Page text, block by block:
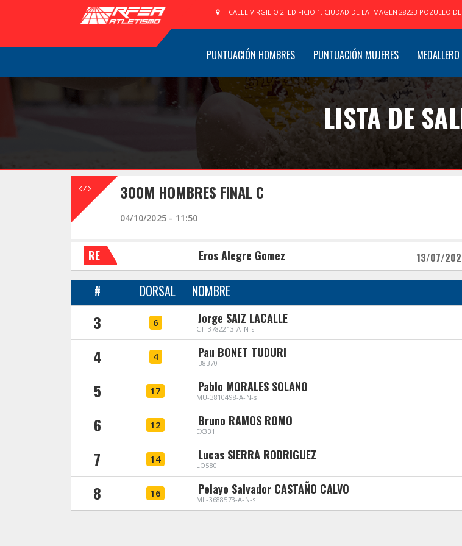
CALLE VIRGILIO 2. EDIFICIO 1. CIUDAD DE LA IMAGEN 28223 POZUELO
PUNTUACIÓN HOMBRES PUNTUACIÓN MUJERES MEDALLERO
LISTA DE
300M HOMBRES FINAL C
04/10/2025 - 11:50
RE Eros Alegre Gomez 13/07/
# DORSAL NOMBRE
3 6 Jorge SAIZ LACALLE
CT-3782213-A-N-s
4 4 Pau BONET TUDURI
IB8370
5 17 Pablo MORALES SOLANO
MU-3810498-A-N-s
6 12 Bruno RAMOS ROMO
EX331
7 14 Lucas SIERRA RODRIGUEZ
LO580
8 16 Pelayo Salvador CASTAÑO CALVO
ML-3688573-A-N-s